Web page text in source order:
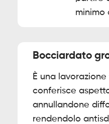
minimo
Bocciardato
È una
conferisce
annullandone
rendendolo